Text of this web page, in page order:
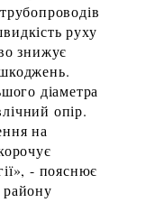
руху
знижує
діаметра
опір.
на
- пояснює
району